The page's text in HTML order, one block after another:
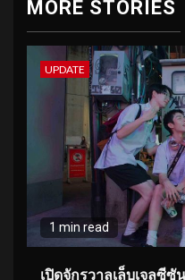
MORE STORIES
UPDATE
1 min read
เปิดจักรวาลเล็บเจลซีซั